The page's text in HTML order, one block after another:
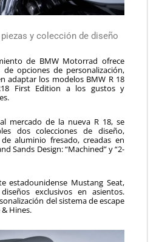
y colección de diseño
de BMW Motorrad ofrece
de opciones de personalización,
adaptar los modelos BMW R 18
First Edition a los gustos y
mercado de la nueva R 18, se
dos colecciones de diseño,
aluminio fresado, creadas en
Sands Design: “Machined” y “2-
estadounidense Mustang Seat,
exclusivos en asientos.
del sistema de escape
Hines.